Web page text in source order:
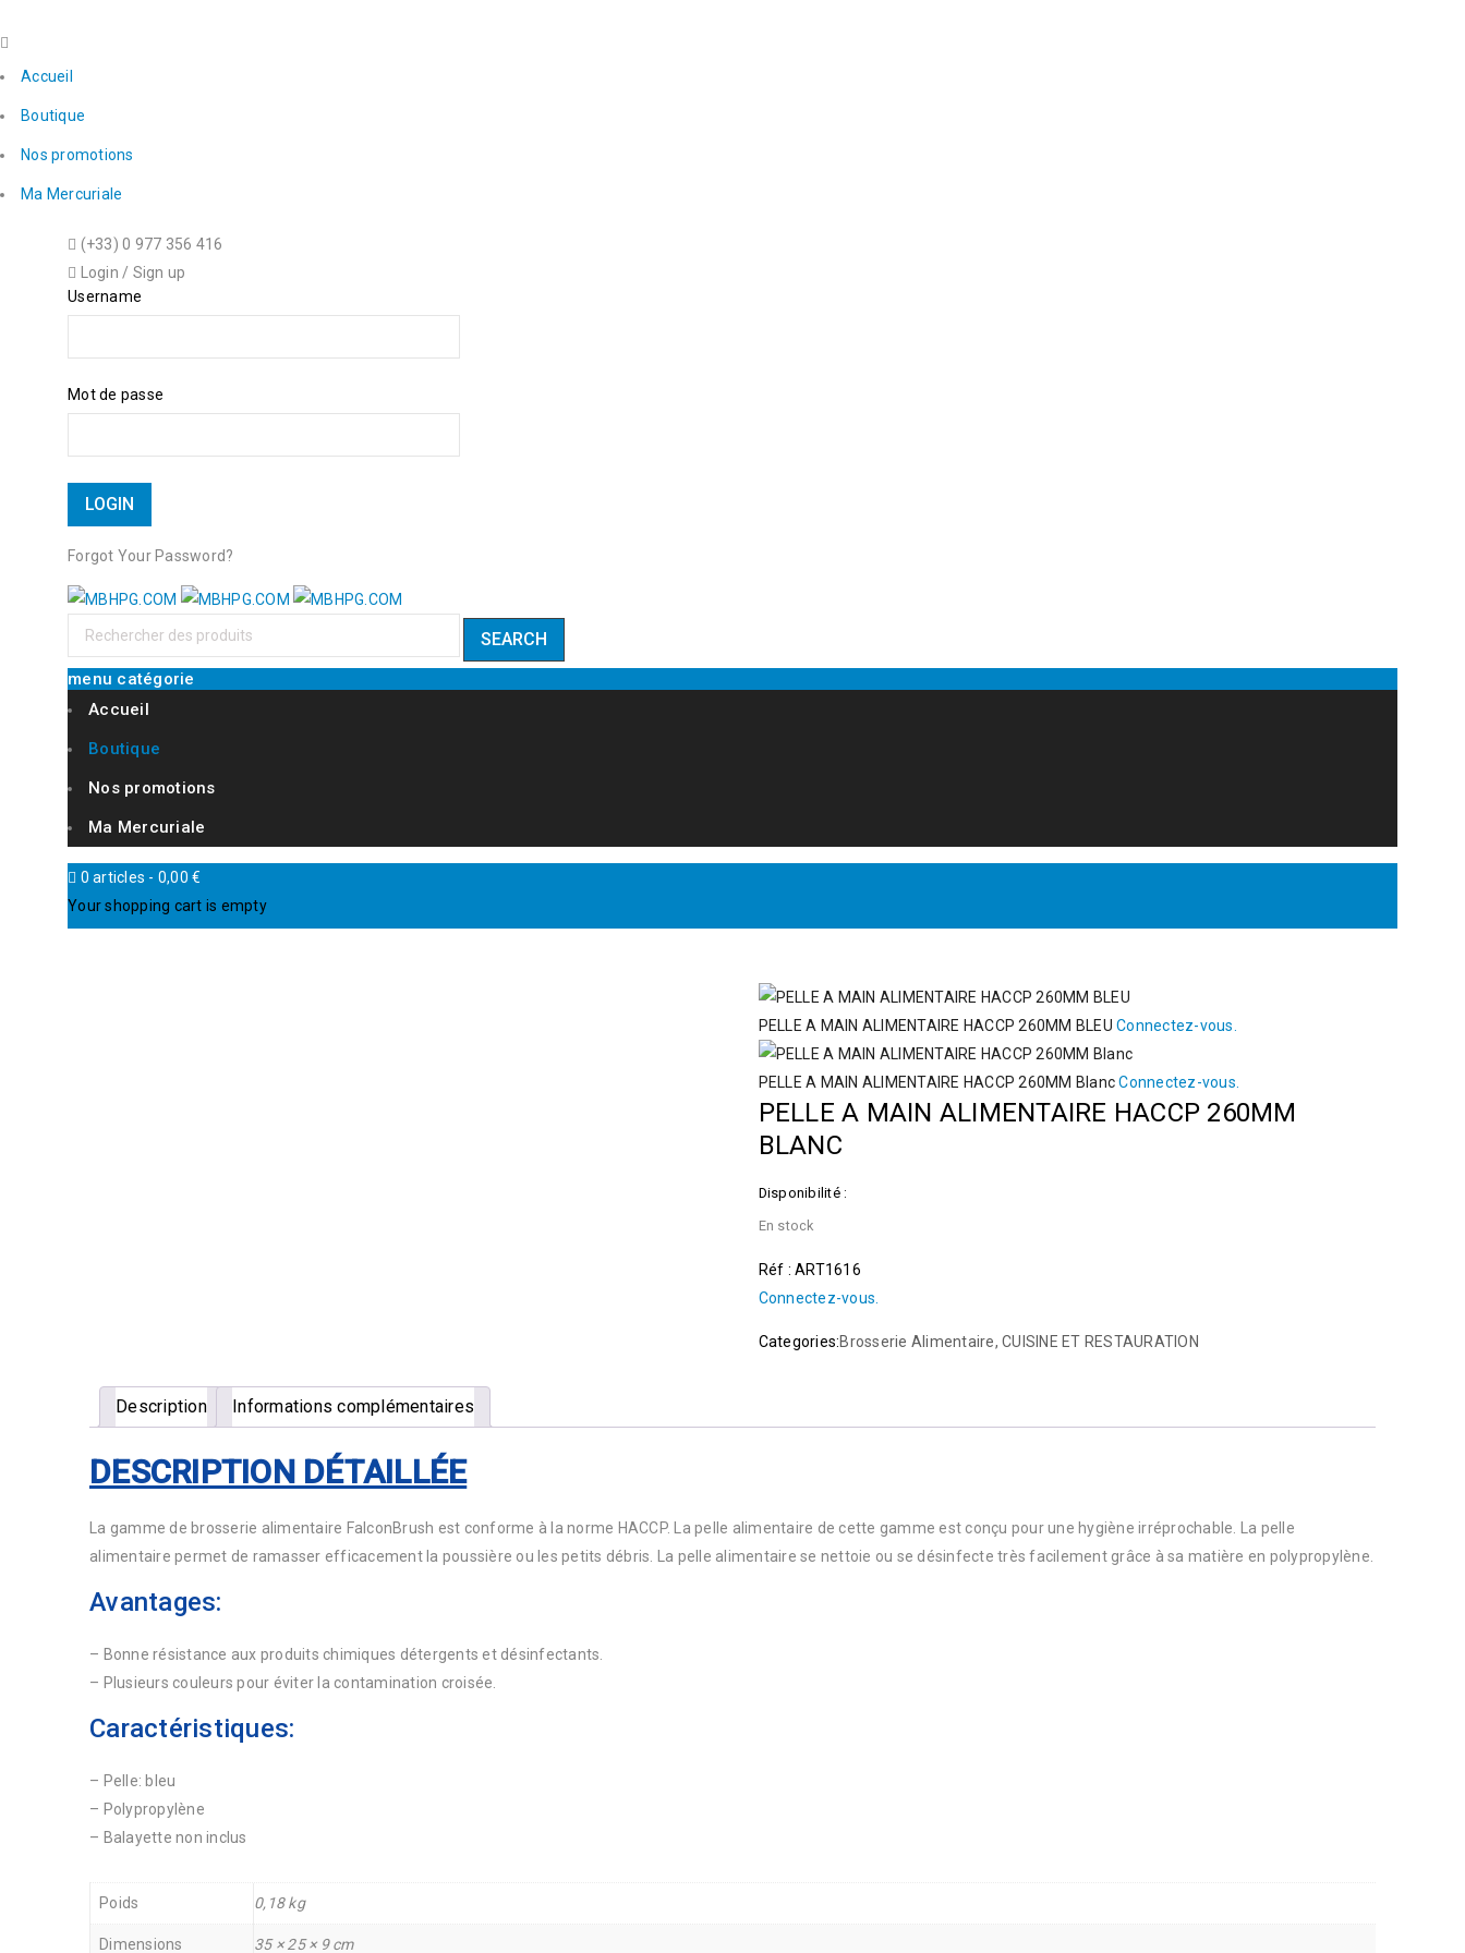
Accueil
Boutique
Nos promotions
Ma Mercuriale
(+33) 0 977 356 416
Login / Sign up
Username
Mot de passe
Forgot Your Password?
menu catégorie
Accueil
Boutique
Nos promotions
Ma Mercuriale
0 articles - 0,00 €
Your shopping cart is empty
PELLE A MAIN ALIMENTAIRE HACCP 260MM BLEU Connectez-vous.
PELLE A MAIN ALIMENTAIRE HACCP 260MM Blanc Connectez-vous.
PELLE A MAIN ALIMENTAIRE HACCP 260MM
BLANC
Disponibilité :
En stock
Réf : ART1616
Connectez-vous.
Categories:Brosserie Alimentaire,CUISINE ET RESTAURATION
Description Informations complémentaires
DESCRIPTION DÉTAILLÉE
La gamme de brosserie alimentaire FalconBrush est conforme à la norme HACCP. La pelle alimentaire de cette gamme est conçu pour une hygiène irréprochable. La pelle
alimentaire permet de ramasser efficacement la poussière ou les petits débris. La pelle alimentaire se nettoie ou se désinfecte très facilement grâce à sa matière en polypropylène.
Avantages:
– Bonne résistance aux produits chimiques détergents et désinfectants.
– Plusieurs couleurs pour éviter la contamination croisée.
Caractéristiques:
– Pelle: bleu
– Polypropylène
– Balayette non inclus
Poids 0,18 kg
Dimensions 35 × 25 × 9 cm